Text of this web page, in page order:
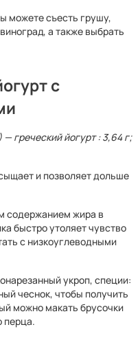
можете съесть грушу,
а также выбрать
с
греческий йогурт : 3,64 г;
и позволяет дольше
содержанием жира в
быстро утоляет чувство
с низкоуглеводными
укроп, специи:
чеснок, чтобы получить
можно макать брусочки
перца.